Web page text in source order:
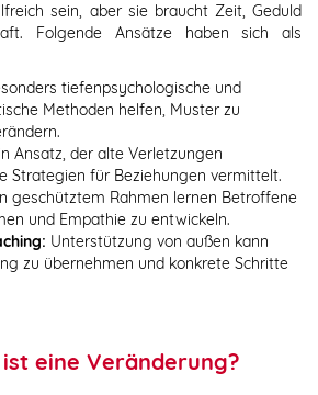
sein, aber sie braucht Zeit, Geduld
Folgende Ansätze haben sich als
tiefenpsychologische und
Methoden helfen, Muster zu
Ansatz, der alte Verletzungen
Strategien für Beziehungen vermittelt.
geschütztem Rahmen lernen Betroffene
und Empathie zu entwickeln.
Unterstützung von außen kann
zu übernehmen und konkrete Schritte
eine Veränderung?